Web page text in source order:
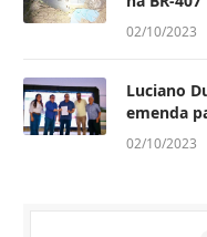
02/10/2023
Luciano
emenda
02/10/2023